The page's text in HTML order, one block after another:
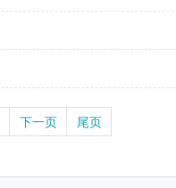
下一页 尾页